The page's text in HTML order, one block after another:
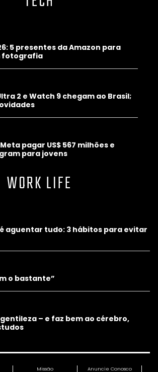
5 presentes da Amazon para
fotografia
2 e Watch 9 chegam ao Brasil;
pagar US$ 567 milhões e
para jovens
WORK LIFE
aguentar tudo: 3 hábitos para evitar
o bastante”
– e faz bem ao cérebro,
Missão Anuncie Conosco